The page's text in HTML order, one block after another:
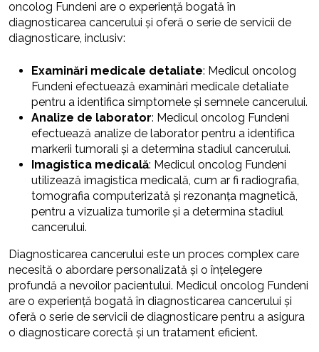
oncolog Fundeni are o experiență bogată în
diagnosticarea cancerului și oferă o serie de servicii de
diagnosticare, inclusiv:
Examinări medicale detaliate: Medicul oncolog
Fundeni efectuează examinări medicale detaliate
pentru a identifica simptomele și semnele cancerului.
Analize de laborator: Medicul oncolog Fundeni
efectuează analize de laborator pentru a identifica
markerii tumorali și a determina stadiul cancerului.
Imagistica medicală: Medicul oncolog Fundeni
utilizează imagistica medicală, cum ar fi radiografia,
tomografia computerizată și rezonanța magnetică,
pentru a vizualiza tumorile și a determina stadiul
cancerului.
Diagnosticarea cancerului este un proces complex care
necesită o abordare personalizată și o înțelegere
profundă a nevoilor pacientului. Medicul oncolog Fundeni
are o experiență bogată în diagnosticarea cancerului și
oferă o serie de servicii de diagnosticare pentru a asigura
o diagnosticare corectă și un tratament eficient.